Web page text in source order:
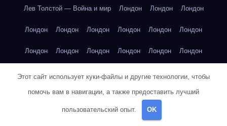
Лев Толстой — Война и мир Лондон Лондон Лондон
Лондон Лондон Лондон Лондон Лондон Лондон
Лондон Лондон Лондон Лондон Лондон Лондон
Лондон Лондон
Лондон Лондон Лондон Лондон Лос-Анджелес
Этот сайт использует куки-файлы и другие технологии, чтобы
помочь вам в навигации, а также предоставить лучший
пользовательский опыт. OK